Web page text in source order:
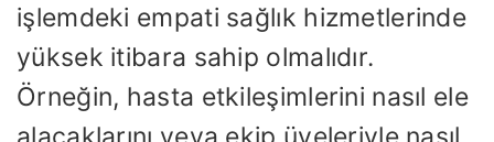
işlemdeki empati sağlık hizmetlerinde
yüksek itibara sahip olmalıdır.
Örneğin, hasta etkileşimlerini nasıl ele